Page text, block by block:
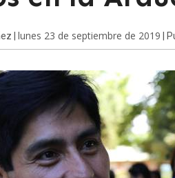
| lunes 23 de septiembre de 2019 |